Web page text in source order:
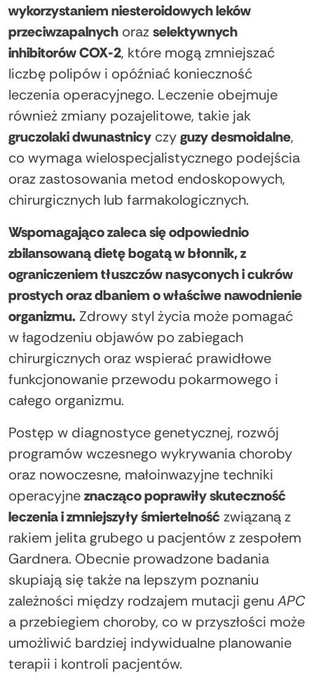
wykorzystaniem niesteroidowych leków
przeciwzapalnych orazselektywnych
inhibitorów COX-2, które mogą zmniejszać
liczbę polipów i opóźniać konieczność
leczenia operacyjnego. Leczenie obejmuje
również zmiany pozajelitowe, takie jak
gruczolaki dwunastnicy czyguzy desmoidalne,
co wymaga wielospecjalistycznego podejścia
oraz zastosowania metod endoskopowych,
chirurgicznych lub farmakologicznych.
Wspomagająco zaleca się odpowiednio
zbilansowaną dietę bogatą w błonnik, z
ograniczeniem tłuszczów nasyconych i cukrów
prostych oraz dbaniem o właściwe nawodnienie
organizmu.Zdrowy styl życia może pomagać
w łagodzeniu objawów po zabiegach
chirurgicznych oraz wspierać prawidłowe
funkcjonowanie przewodu pokarmowego i
całego organizmu.
Postęp w diagnostyce genetycznej, rozwój
programów wczesnego wykrywania choroby
oraz nowoczesne, małoinwazyjne techniki
operacyjneznacząco poprawiły skuteczność
leczenia i zmniejszyły śmiertelność związaną z
rakiem jelita grubego u pacjentów z zespołem
Gardnera. Obecnie prowadzone badania
skupiają się także na lepszym poznaniu
zależności między rodzajem mutacji genu APC
a przebiegiem choroby, co w przyszłości może
umożliwić bardziej indywidualne planowanie
terapii i kontroli pacjentów.